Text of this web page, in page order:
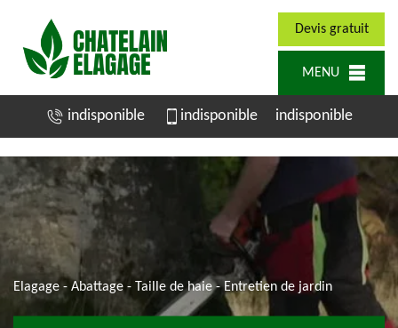
Devis gratuit
MENU
indisponible indisponible indisponible
Elagage - Abattage - Taille de haie - Entretien de jardin